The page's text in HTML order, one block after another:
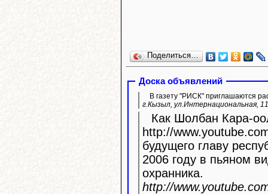
Поделиться…
Доска объявлений
В газету "РИСК" приглашаются
г.Кызыл, ул.Интернациональная,
Как Шолбан Кара-
http://www.youtube.com/
будущего главу
2006 году в пьяном
охранника.
http://